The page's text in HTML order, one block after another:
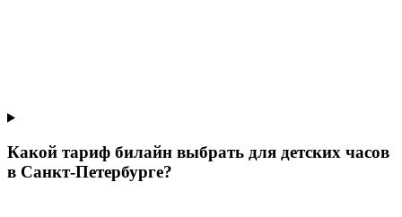
Какой тариф билайн выбрать для детских часов
в Санкт-Петербурге?